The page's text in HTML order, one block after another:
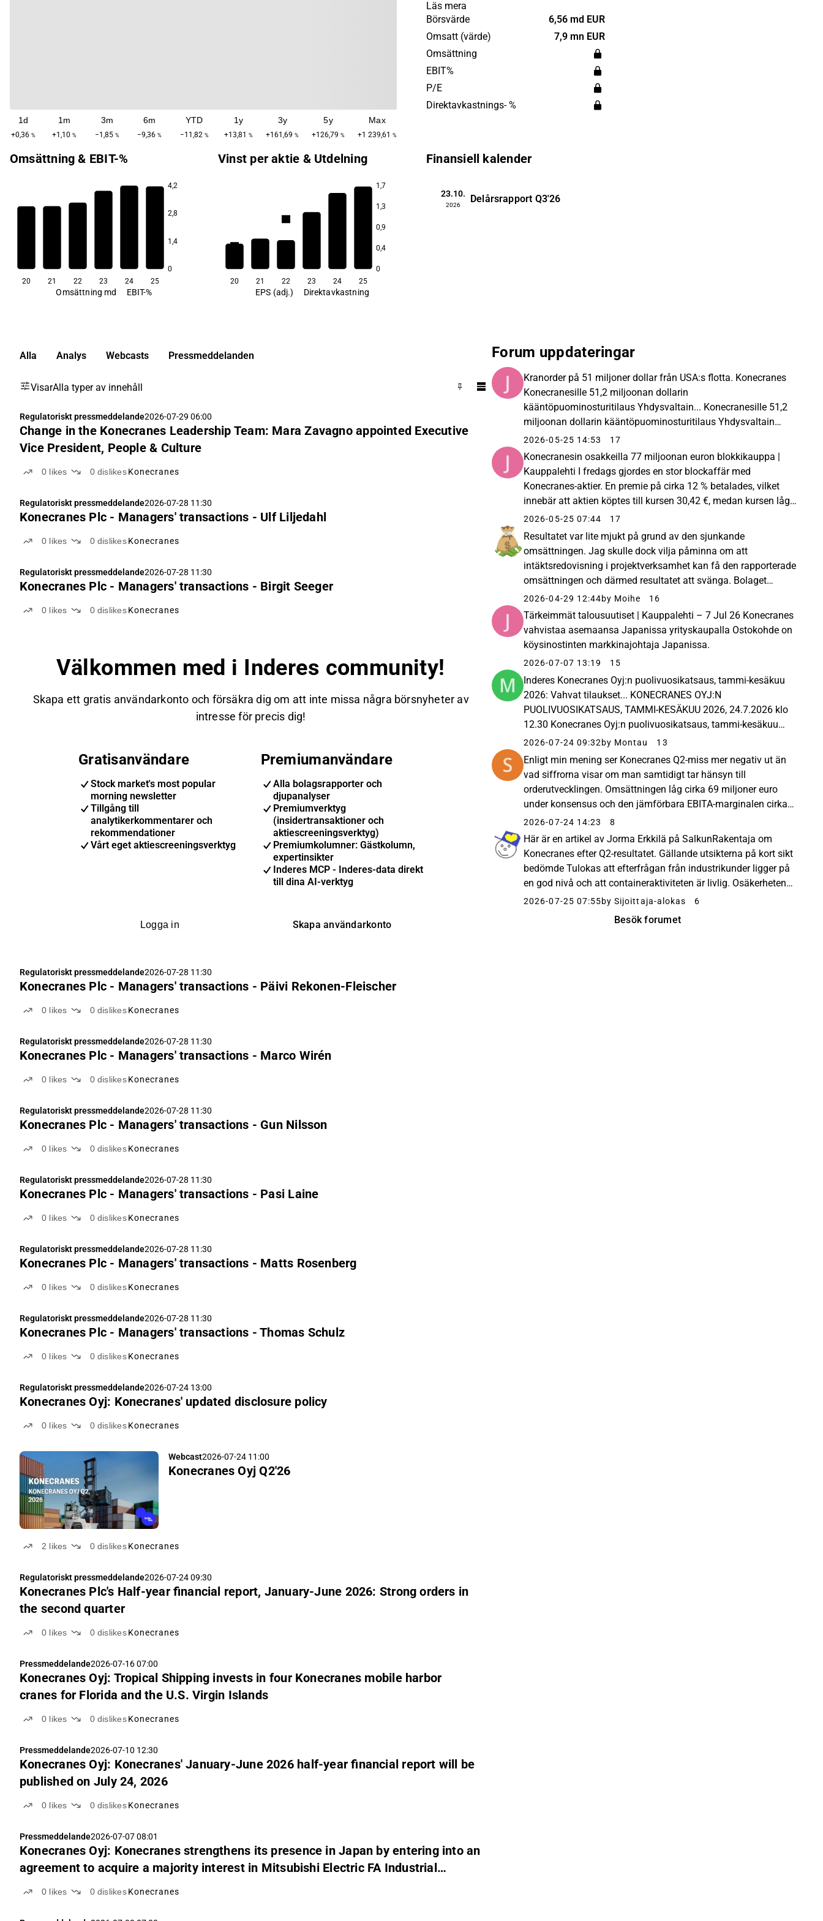
1d
+0,36 %
1m
+1,10 %
3m
−1,85 %
6m
−9,36 %
YTD
−11,82 %
1y
+13,81 %
3y
+161,69 %
5y
+126,79 %
Max
+1 239,61 %
sjöfartsindustrin och utrustningen är
särskild anpassad för standard- och
tunga lyft. Verksamhet återfinns på
global nivå, främst inom den nordiska
marknaden. Bolagets huvudkontor
ligger i Hyvinkää, Finland.
Läs mera
Börsvärde
6,56 md EUR
Omsatt (värde)
7,9 mn EUR
Omsättning
EBIT%
P/E
Direktavkastnings- %
Omsättning & EBIT-%
4,2
2,8
1,4
0
20 21 22 23 24 25
Omsättning md EBIT-%
Vinst per aktie & Utdelning
1,7
1,3
0,9
0,4
0
20 21 22 23 24 25
EPS (adj.) Direktavkastning
Finansiell kalender
23.10.
2026
Delårsrapport Q3'26
Alla Analys Webcasts Pressmeddelanden
VisarAlla typer av innehåll
Regulatoriskt pressmeddelande2026-07-29 06:00
Change in the Konecranes Leadership Team: Mara Zavagno appointed Executive
Vice President, People & Culture
0 likes 0 dislikes Konecranes
Regulatoriskt pressmeddelande2026-07-28 11:30
Konecranes Plc - Managers' transactions - Ulf Liljedahl
0 likes 0 dislikes Konecranes
Regulatoriskt pressmeddelande2026-07-28 11:30
Konecranes Plc - Managers' transactions - Birgit Seeger
0 likes 0 dislikes Konecranes
Välkommen med i Inderes community!
Skapa ett gratis användarkonto och försäkra dig om att inte missa några börsnyheter av
intresse för precis dig!
Gratisanvändare
Stock market's most popular
morning newsletter
Tillgång till
analytikerkommentarer och
rekommendationer
Vårt eget aktiescreeningsverktyg
Premiumanvändare
Alla bolagsrapporter och
djupanalyser
Premiumverktyg
(insidertransaktioner och
aktiescreeningsverktyg)
Premiumkolumner: Gästkolumn,
expertinsikter
Inderes MCP - Inderes-data direkt
till dina AI-verktyg
Logga in Skapa användarkonto
Regulatoriskt pressmeddelande2026-07-28 11:30
Konecranes Plc - Managers' transactions - Päivi Rekonen-Fleischer
0 likes 0 dislikes Konecranes
Regulatoriskt pressmeddelande2026-07-28 11:30
Konecranes Plc - Managers' transactions - Marco Wirén
0 likes 0 dislikes Konecranes
Regulatoriskt pressmeddelande2026-07-28 11:30
Konecranes Plc - Managers' transactions - Gun Nilsson
0 likes 0 dislikes Konecranes
Regulatoriskt pressmeddelande2026-07-28 11:30
Konecranes Plc - Managers' transactions - Pasi Laine
0 likes 0 dislikes Konecranes
Regulatoriskt pressmeddelande2026-07-28 11:30
Konecranes Plc - Managers' transactions - Matts Rosenberg
0 likes 0 dislikes Konecranes
Regulatoriskt pressmeddelande2026-07-28 11:30
Konecranes Plc - Managers' transactions - Thomas Schulz
0 likes 0 dislikes Konecranes
Regulatoriskt pressmeddelande2026-07-24 13:00
Konecranes Oyj: Konecranes' updated disclosure policy
0 likes 0 dislikes Konecranes
Webcast2026-07-24 11:00
Konecranes Oyj Q2'26
2 likes 0 dislikes Konecranes
Regulatoriskt pressmeddelande2026-07-24 09:30
Konecranes Plc's Half-year financial report, January-June 2026: Strong orders in
the second quarter
0 likes 0 dislikes Konecranes
Pressmeddelande2026-07-16 07:00
Konecranes Oyj: Tropical Shipping invests in four Konecranes mobile harbor
cranes for Florida and the U.S. Virgin Islands
0 likes 0 dislikes Konecranes
Pressmeddelande2026-07-10 12:30
Konecranes Oyj: Konecranes' January-June 2026 half-year financial report will be
published on July 24, 2026
0 likes 0 dislikes Konecranes
Pressmeddelande2026-07-07 08:01
Konecranes Oyj: Konecranes strengthens its presence in Japan by entering into an
agreement to acquire a majority interest in Mitsubishi Electric FA Industrial
Products
0 likes 0 dislikes Konecranes
Forum uppdateringar
Kranorder på 51 miljoner dollar från USA:s flotta. Konecranes
Konecranesille 51,2 miljoonan dollarin
kääntöpuominosturitilaus Yhdysvaltain... Konecranesille 51,2
miljoonan dollarin kääntöpuominosturitilaus Yhdysvaltain
laivastolta
2026-05-25 14:53 17
Konecranesin osakkeilla 77 miljoonan euron blokkikauppa |
Kauppalehti I fredags gjordes en stor blockaffär med
Konecranes-aktier. En premie på cirka 12 % betalades, vilket
innebär att aktien köptes till kursen 30,42 €, medan kursen låg
runt 27 € i fredags. Det är ännu inte klarlagt...
2026-05-25 07:44 17
Resultatet var lite mjukt på grund av den sjunkande
omsättningen. Jag skulle dock vilja påminna om att
intäktsredovisning i projektverksamhet kan få den rapporterade
omsättningen och därmed resultatet att svänga. Bolaget
lyckades dock öka sin orderingång och utsikterna är positiva...
2026-04-29 12:44by Moihe 16
Tärkeimmät talousuutiset | Kauppalehti – 7 Jul 26 Konecranes
vahvistaa asemaansa Japanissa yrityskaupalla Ostokohde on
köysinostinten markkinajohtaja Japanissa.
2026-07-07 13:19 15
Inderes Konecranes Oyj:n puolivuosikatsaus, tammi-kesäkuu
2026: Vahvat tilaukset... KONECRANES OYJ:N
PUOLIVUOSIKATSAUS, TAMMI-KESÄKUU 2026, 24.7.2026 klo
12.30 Konecranes Oyj:n puolivuosikatsaus, tammi-kesäkuu
2026: Vahvat tilaukset toisella vuosineljänneksellä Tämä
tiedote... April...
2026-07-24 09:32 by Montau 13
Enligt min mening ser Konecranes Q2-miss mer negativ ut än
vad siffrorna visar om man samtidigt tar hänsyn till
orderutvecklingen. Omsättningen låg cirka 69 miljoner euro
under konsensus och den jämförbara EBITA-marginalen cirka
24 miljoner euro under. Samtidigt överträffade ordering...
2026-07-24 14:23 8
Här är en artikel av Jorma Erkkilä på SalkunRakentaja om
Konecranes efter Q2-resultatet. Gällande utsikterna på kort sikt
bedömde Tulokas att efterfrågan från industrikunder ligger på
en god nivå och att containeraktiviteten är livlig. Osäkerheten
kopplad till geopolitik och handelspolitik...
2026-07-25 07:55by Sijoittaja-alokas 6
Besök forumet